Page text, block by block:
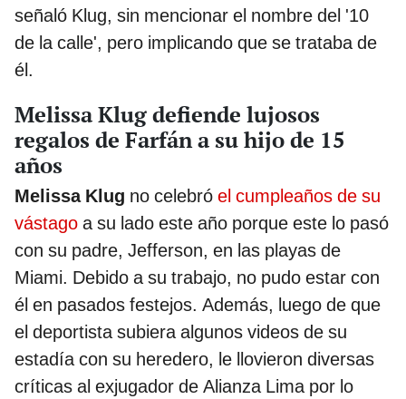
señaló Klug, sin mencionar el nombre del '10
de la calle', pero implicando que se trataba de
él.
Melissa Klug defiende lujosos
regalos de Farfán a su hijo de 15
años
Melissa Klug no celebró el cumpleaños de su
vástago a su lado este año porque este lo pasó
con su padre, Jefferson, en las playas de
Miami. Debido a su trabajo, no pudo estar con
él en pasados festejos. Además, luego de que
el deportista subiera algunos videos de su
estadía con su heredero, le llovieron diversas
críticas al exjugador de Alianza Lima por lo